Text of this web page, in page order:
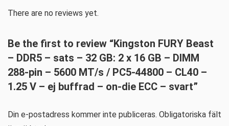
There are no reviews yet.
Be the first to review “Kingston FURY Beast
– DDR5 – sats – 32 GB: 2 x 16 GB – DIMM
288-pin – 5600 MT/s / PC5-44800 – CL40 –
1.25 V – ej buffrad – on-die ECC – svart”
Din e-postadress kommer inte publiceras. Obligatoriska fält